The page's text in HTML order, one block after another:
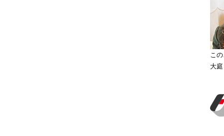
こ
大